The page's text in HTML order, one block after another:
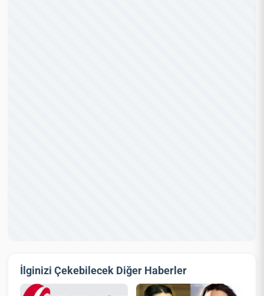
İlginizi Çekebilecek Diğer Haberler